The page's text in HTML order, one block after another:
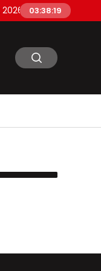
yeni nesil
03:38:19